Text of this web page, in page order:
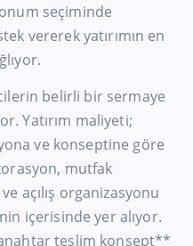
seçiminde
vererek yatırımın en
belirli bir sermaye
Yatırım maliyeti;
ve konseptine göre
mutfak
açılış organizasyonu
içerisinde yer alıyor.
teslim konsept**